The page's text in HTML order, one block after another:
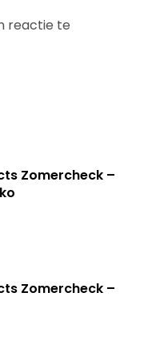
reactie te
Zomercheck –
Zomercheck –